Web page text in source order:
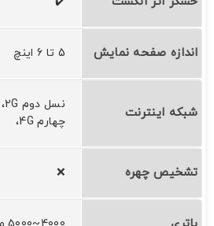
اندازه صفحه نمایش 5 تا 6 اینچ
شبکه اینترنت
چهارم 4G،
تشخیص چهره ❌